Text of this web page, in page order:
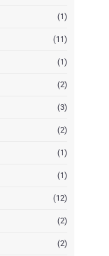
(1)
(11)
(1)
(2)
(3)
(2)
(1)
(1)
(12)
(2)
(2)